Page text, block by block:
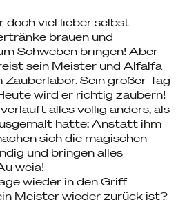
doch viel lieber selbst
brauen und
Schweben bringen! Aber
sein Meister und Alfalfa
Zauberlabor. Sein großer Tag
wird er richtig zaubern!
alles völlig anders, als
hatte: Anstatt ihm
sich die magischen
und bringen alles
weia!
wieder in den Griff
Meister wieder zurück ist?